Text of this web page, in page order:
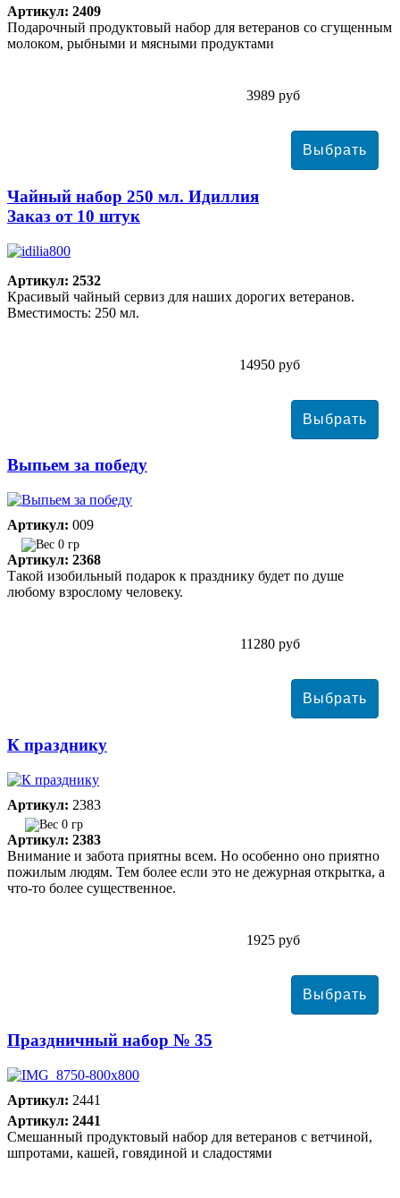
Артикул: 2409
Подарочный продуктовый набор для ветеранов со сгущенным
молоком, рыбными и мясными продуктами
3989 руб
Чайный набор 250 мл. Идиллия
Заказ от 10 штук
Артикул: 2532
Красивый чайный сервиз для наших дорогих ветеранов.
Вместимость: 250 мл.
14950 руб
Выпьем за победу
Артикул: 009
0 гр
Артикул: 2368
Такой изобильный подарок к празднику будет по душе
любому взрослому человеку.
11280 руб
К празднику
Артикул: 2383
0 гр
Артикул: 2383
Внимание и забота приятны всем. Но особенно оно приятно
пожилым людям. Тем более если это не дежурная открытка, а
что-то более существенное.
1925 руб
Праздничный набор № 35
Артикул: 2441
Артикул: 2441
Смешанный продуктовый набор для ветеранов с ветчиной,
шпротами, кашей, говядиной и сладостями